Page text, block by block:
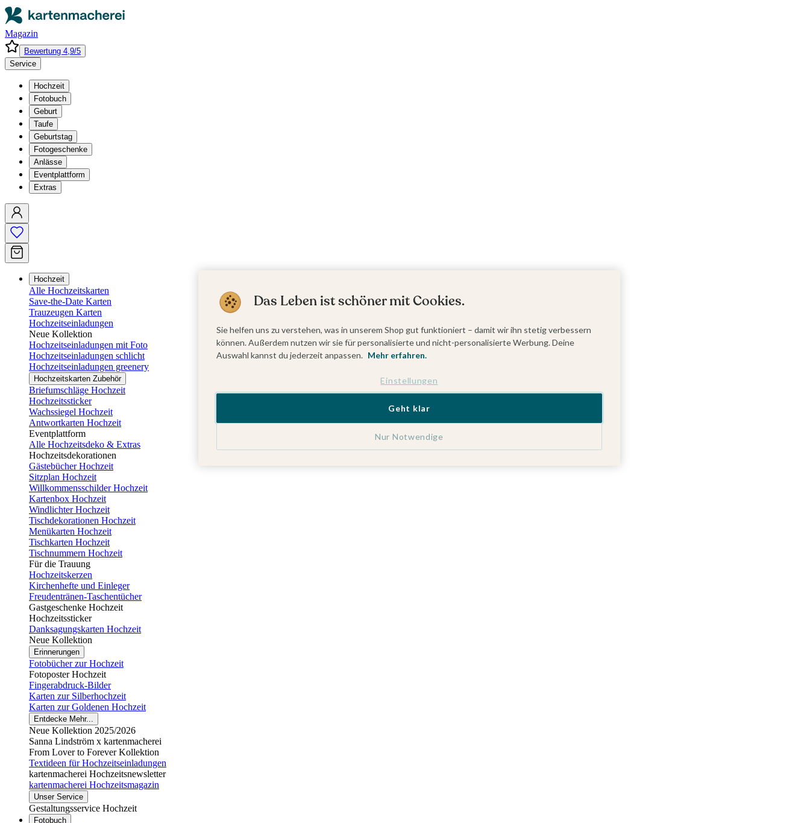
Magazin
Bewertung 4,9/5
Service
Hochzeit
Fotobuch
Geburt
Taufe
Geburtstag
Fotogeschenke
Anlässe
Eventplattform
Extras
Hochzeit
Alle Hochzeitskarten
Save-the-Date Karten
Trauzeugen Karten
Hochzeitseinladungen
Neue Kollektion
Hochzeitseinladungen mit Foto
Hochzeitseinladungen schlicht
Hochzeitseinladungen greenery
Hochzeitskarten Zubehör
Briefumschläge Hochzeit
Hochzeitssticker
Wachssiegel Hochzeit
Antwortkarten Hochzeit
Eventplattform
Alle Hochzeitsdeko & Extras
Hochzeitsdekorationen
Gästebücher Hochzeit
Sitzplan Hochzeit
Willkommensschilder Hochzeit
Kartenbox Hochzeit
Windlichter Hochzeit
Tischdekorationen Hochzeit
Menükarten Hochzeit
Tischkarten Hochzeit
Tischnummern Hochzeit
Für die Trauung
Hochzeitskerzen
Kirchenhefte und Einleger
Freudentränen-Taschentücher
Gastgeschenke Hochzeit
Hochzeitssticker
Danksagungskarten Hochzeit
Neue Kollektion
Erinnerungen
Fotobücher zur Hochzeit
Fotoposter Hochzeit
Fingerabdruck-Bilder
Karten zur Silberhochzeit
Karten zur Goldenen Hochzeit
Entdecke Mehr...
Neue Kollektion 2025/2026
Sanna Lindström x kartenmacherei
From Lover to Forever Kollektion
Textideen für Hochzeitseinladungen
kartenmacherei Hochzeitsnewsletter
kartenmacherei Hochzeitsmagazin
Unser Service
Gestaltungsservice Hochzeit
Fotobuch
Das Leben ist schöner mit Cookies.
Sie helfen uns zu verstehen, was in unserem Shop gut funktioniert – damit wir ihn stetig verbessern
können. Außerdem nutzen wir sie für personalisierte und nicht-personalisierte Werbung. Deine
Auswahl kannst du jederzeit anpassen. Mehr erfahren.
Einstellungen
Nur Notwendige
Geht klar